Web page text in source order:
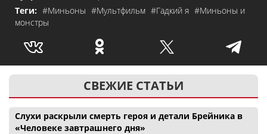
Теги: #Миньоны #Мультфильм #Гадкий я #Миньоны и
монстры
СВЕЖИЕ СТАТЬИ
Слухи раскрыли смерть героя и детали Брейника в
«Человеке завтрашнего дня»